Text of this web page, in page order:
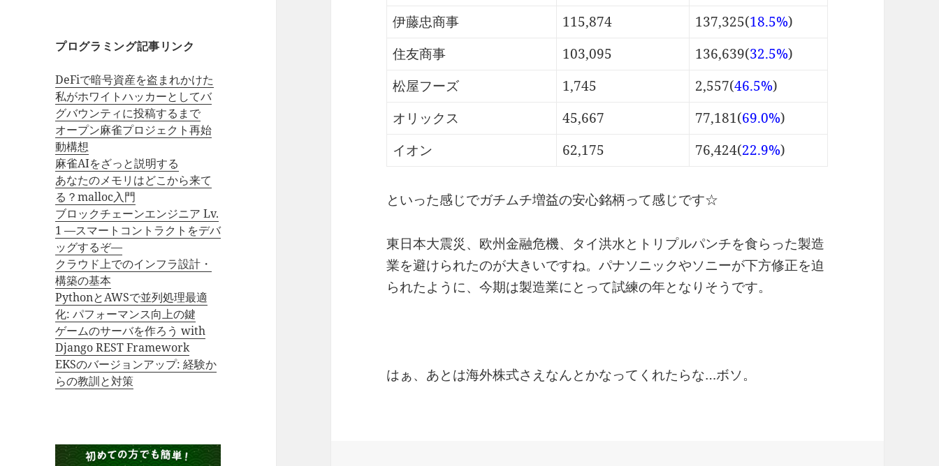
プログラミング記事リンク
DeFiで暗号資産を盗まれかけた
私がホワイトハッカーとしてバ
グバウンティに投稿するまで
オープン麻雀プロジェクト再始
動構想
麻雀AIをざっと説明する
あなたのメモリはどこから来て
る？malloc入門
ブロックチェーンエンジニア Lv.
1 —スマートコントラクトをデバ
ッグするぞ—
クラウド上でのインフラ設計・
構築の基本
PythonとAWSで並列処理最適
化: パフォーマンス向上の鍵
ゲームのサーバを作ろう with
Django REST Framework
EKSのバージョンアップ: 経験か
らの教訓と対策
伊藤忠商事
115,874 137,325(18.5%)
住友商事
103,095 136,639(32.5%)
松屋フーズ
1,745 2,557(46.5%)
オリックス
45,667 77,181(69.0%)
イオン
62,175 76,424(22.9%)
といった感じでガチムチ増益の安心銘柄って感じです☆
東日本大震災、欧州金融危機、タイ洪水とトリプルパンチを食らった製造
業を避けられたのが大きいですね。パナソニックやソニーが下方修正を迫
られたように、今期は製造業にとって試練の年となりそうです。
はぁ、あとは海外株式さえなんとかなってくれたらな…ボソ。